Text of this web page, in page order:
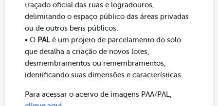
traçado oficial das ruas e logradouros,
delimitando o espaço público das áreas privadas
ou de outros bens públicos.
• O PALé um projeto de parcelamento do solo
que detalha a criação de novos lotes,
desmembramentos ou remembramentos,
identificando suas dimensões e características.
Para acessar o acervo de imagens PAA/PAL,